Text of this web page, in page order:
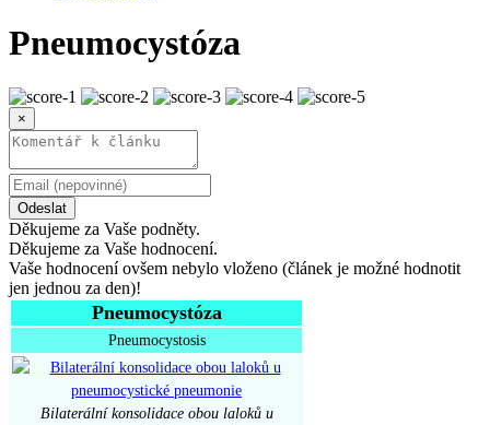
Pneumocystóza
×
Odeslat
Děkujeme za Vaše podněty.
Děkujeme za Vaše hodnocení.
Vaše hodnocení ovšem nebylo vloženo (článek je možné hodnotit
jen jednou za den)!
Pneumocystóza
Pneumocystosis
Bilaterální konsolidace obou laloků u